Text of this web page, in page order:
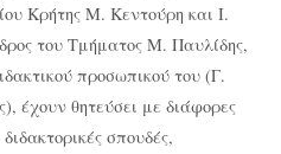
Κρήτης Μ. Κεντούρη και Ι.
του Τμήματος Μ. Παυλίδης,
προσωπικού του (Γ.
έχουν θητεύσει με διάφορες
σπουδές,